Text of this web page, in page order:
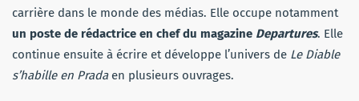
carrière dans le monde des médias. Elle occupe notamment
un poste de rédactrice en chef du magazine Departures. Elle
continue ensuite à écrire et développe l’univers de Le Diable
s’habille en Pradaen plusieurs ouvrages.